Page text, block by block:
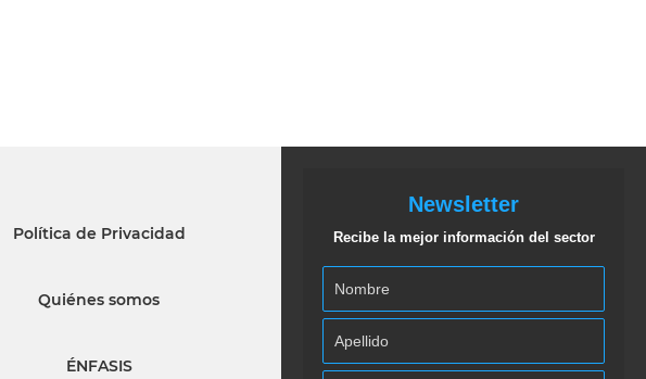
Política de Privacidad
Quiénes somos
ÉNFASIS
Newsletter
Recibe la mejor información del sector